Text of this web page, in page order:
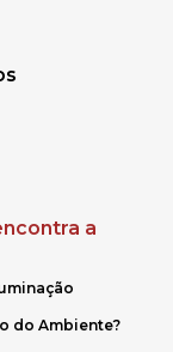
a
do Ambiente?